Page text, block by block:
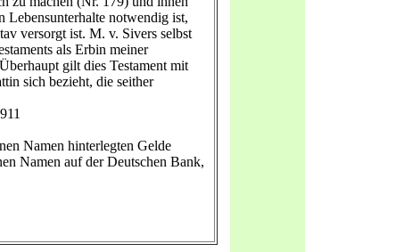
Lebensunterhalte notwendig ist,
versorgt ist. M. v. Sivers selbst
als Erbin meiner
gilt dies Testament mit
sich bezieht, die seither
Namen hinterlegten Gelde
Namen auf der Deutschen Bank,